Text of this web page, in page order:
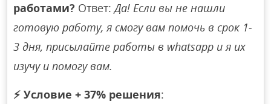
работами? Ответ:Да! Если вы не нашли
готовую работу, я смогу вам помочь в срок 1-
3 дня, присылайте работы в whatsapp и я их
изучу и помогу вам.
⚡ Условие + 37% решения: